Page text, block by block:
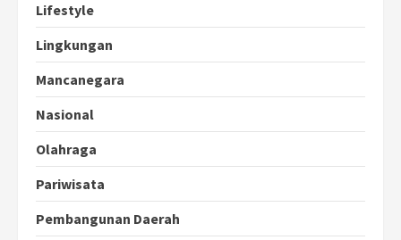
Lifestyle
Lingkungan
Mancanegara
Nasional
Olahraga
Pariwisata
Pembangunan Daerah